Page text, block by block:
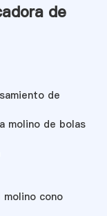
de
de
molino de bolas
cono